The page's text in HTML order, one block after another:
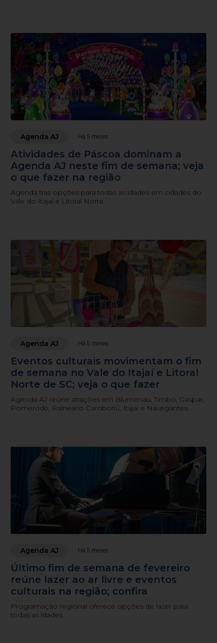
Agenda AJ Há 5 meses
Atividades de Páscoa dominam a
Agenda AJ neste fim de semana; veja
o que fazer na região
Agenda traz opções para todas as idades em cidades do
Vale do Itajaí e Litoral Norte.
Agenda AJ Há 5 meses
Eventos culturais movimentam o fim
de semana no Vale do Itajaí e Litoral
Norte de SC; veja o que fazer
Agenda AJ reúne atrações em Blumenau, Timbó, Gaspar,
Pomerode, Balneário Camboriú, Itajaí e Navegantes.
Agenda AJ Há 5 meses
Último fim de semana de fevereiro
reúne lazer ao ar livre e eventos
culturais na região; confira
Programação regional oferece opções de lazer para
todas as idades.